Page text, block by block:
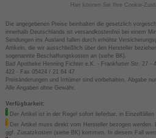
Hier können Sie Ihre Cookie-
Die angegebenen Preise beinhalten die gesetzlich
innerhalb Deutschlands ist versandkostenfrei bei einem
Sendungen ins Ausland fallen durch erhöhte
Artikeln, die wir ausschließlich über den Hersteller
sogenannte Beschaffungskosten an (siehe BK).
Bad Apotheke Henning Fichter e.K. - Frankfurter Str. 27 -
422 - Fax 05424 / 21 64 47
Preisänderungen und Irrtümer sind vorbehalten. Abgabe
Alle Angaben ohne Gewähr.
Verfügbarkeit:
Der Artikel ist in der Regel sofort lieferbar, in Einzelfällen
Der Artikel muss direkt vom Hersteller bezogen werden.
ggf. Zusatzkosten (siehe BK) kommen. In diesem Fall